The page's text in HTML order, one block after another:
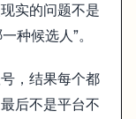
经历的地方。你现在
实的问题不是
种候选人”。
，结果每个都
后不是平台不